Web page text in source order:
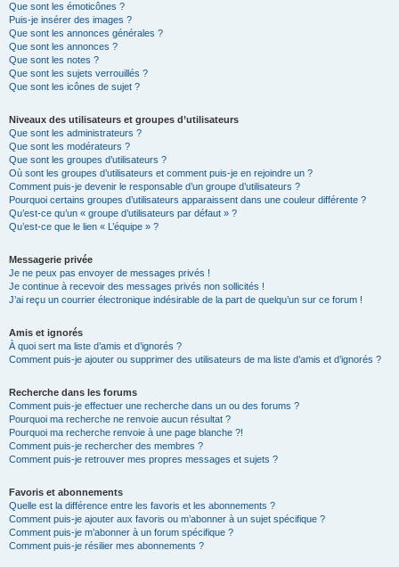
Que sont les émoticônes ?
Puis-je insérer des images ?
Que sont les annonces générales ?
Que sont les annonces ?
Que sont les notes ?
Que sont les sujets verrouillés ?
Que sont les icônes de sujet ?
Niveaux des utilisateurs et groupes d’utilisateurs
Que sont les administrateurs ?
Que sont les modérateurs ?
Que sont les groupes d’utilisateurs ?
Où sont les groupes d’utilisateurs et comment puis-je en rejoindre un ?
Comment puis-je devenir le responsable d’un groupe d’utilisateurs ?
Pourquoi certains groupes d’utilisateurs apparaissent dans une couleur différente ?
Qu’est-ce qu’un « groupe d’utilisateurs par défaut » ?
Qu’est-ce que le lien « L’équipe » ?
Messagerie privée
Je ne peux pas envoyer de messages privés !
Je continue à recevoir des messages privés non sollicités !
J’ai reçu un courrier électronique indésirable de la part de quelqu’un sur ce forum !
Amis et ignorés
À quoi sert ma liste d’amis et d’ignorés ?
Comment puis-je ajouter ou supprimer des utilisateurs de ma liste d’amis et d’ignorés ?
Recherche dans les forums
Comment puis-je effectuer une recherche dans un ou des forums ?
Pourquoi ma recherche ne renvoie aucun résultat ?
Pourquoi ma recherche renvoie à une page blanche ?!
Comment puis-je rechercher des membres ?
Comment puis-je retrouver mes propres messages et sujets ?
Favoris et abonnements
Quelle est la différence entre les favoris et les abonnements ?
Comment puis-je ajouter aux favoris ou m’abonner à un sujet spécifique ?
Comment puis-je m’abonner à un forum spécifique ?
Comment puis-je résilier mes abonnements ?